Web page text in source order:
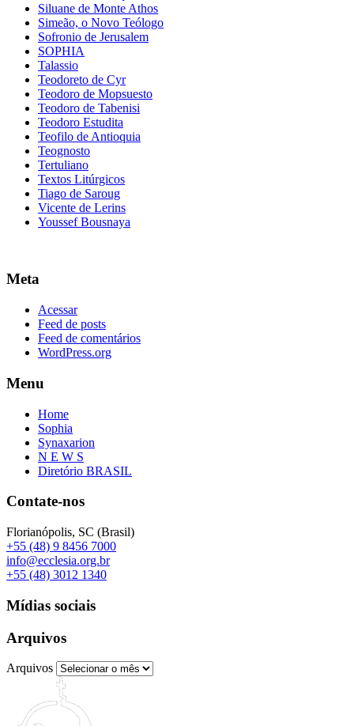
Siluane de Monte Athos
Simeão, o Novo Teólogo
Sofronio de Jerusalem
SOPHIA
Talassio
Teodoreto de Cyr
Teodoro de Mopsuesto
Teodoro de Tabenisi
Teodoro Estudita
Teofilo de Antioquia
Teognosto
Tertuliano
Textos Litúrgicos
Tiago de Saroug
Vicente de Lerins
Youssef Bousnaya
Meta
Acessar
Feed de posts
Feed de comentários
WordPress.org
Menu
Home
Sophia
Synaxarion
N E W S
Diretório BRASIL
Contate-nos
Florianópolis, SC (Brasil)
+55 (48) 9 8456 7000
info@ecclesia.org.br
+55 (48) 3012 1340
Mídias sociais
Arquivos
Arquivos